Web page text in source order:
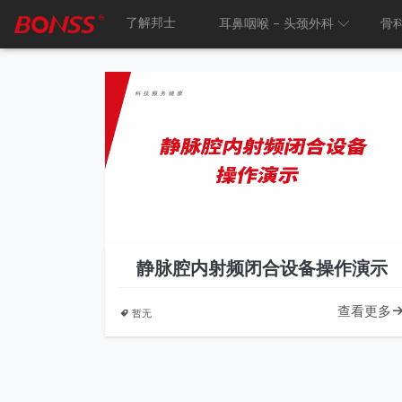
了解邦士 耳鼻咽喉 – 头颈外科 骨
静脉腔内射频闭合设备操作演示
暂无 查看更多